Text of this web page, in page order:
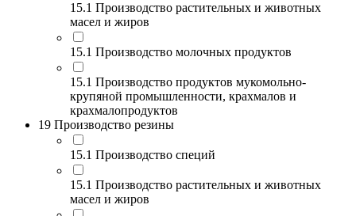
15.1 Производство растительных и животных
масел и жиров
15.1 Производство молочных продуктов
15.1 Производство продуктов мукомольно-
крупяной промышленности, крахмалов и
крахмалопродуктов
19 Производство резины
15.1 Производство специй
15.1 Производство растительных и животных
масел и жиров